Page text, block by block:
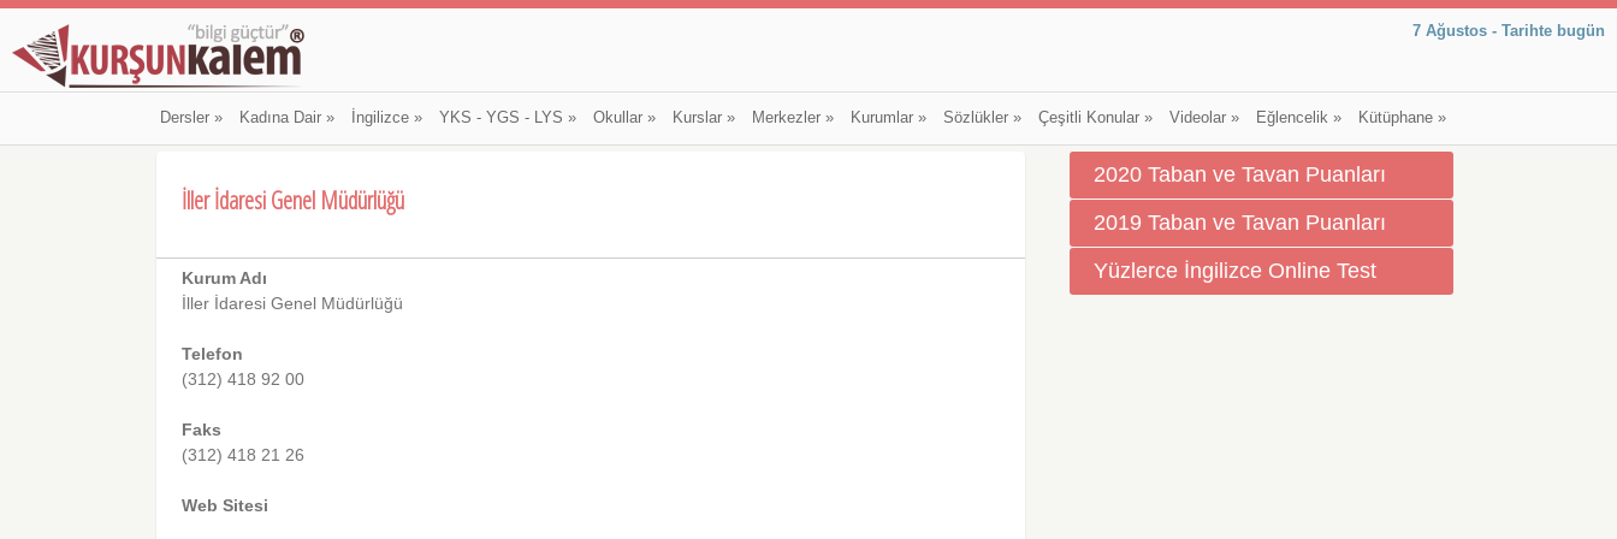
7 Ağustos - Tarihte bugün
Dersler» Kadına Dair» İngilizce» YKS - YGS - LYS » Okullar» Kurslar» Merkezler» Kurumlar» Sözlükler» Çeşitli Konular» Videolar» Eğlencelik» Kütüphane»
İller İdaresi Genel Müdürlüğü
Kurum Adı
İller İdaresi Genel Müdürlüğü
Telefon
(312) 418 92 00
Faks
(312) 418 21 26
Web Sitesi
2020 Taban ve Tavan Puanları
2019 Taban ve Tavan Puanları
Yüzlerce İngilizce Online Test